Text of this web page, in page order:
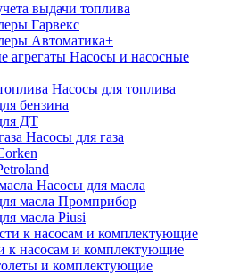
выдачи топлива
Гарвекс
Автоматика+
Насосы и насосные
Насосы для топлива
бензина
ДТ
Насосы для газа
Насосы для масла
масла Промприбор
масла Piusi
к насосам и комплектующие